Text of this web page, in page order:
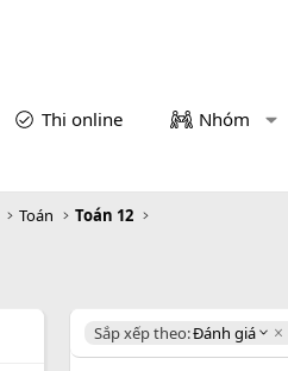
Thi online Nhóm
Toán Toán 12
Sắp xếp theo:Đánh giá
D
e